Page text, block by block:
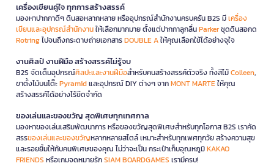
เครื่องเขียนคู่ใจ ทุกการสร้างสรรค์
มองหาปากกาดีๆ ดินสอหลากหลาย หรืออุปกรณ์สำนักงานครบครัน B2S มีเครื่อง
เขียนและอุปกรณ์สำนักงานให้เลือกมากมาย ตั้งแต่ปากกาลูกลื่นParkerชุดดินสอกด
Rotringไปจนถึงกระดาษถ่ายเอกสารDOUBLE Aให้คุณเลือกใช้ได้อย่างจุใจ
งานศิลป์ งานฝีมือ สร้างสรรค์ไม่รู้จบ
B2S จัดเต็มอุปกรณ์ศิลปะและงานฝีมือสำหรับคนสร้างสรรค์ตัวจริง ทั้งสีไม้Colleen,
ขาตั้งไม้บนโต๊ะPyramidและอุปกรณ์ DIY ต่างๆ จากMONT MARTEให้คุณ
สร้างสรรค์ได้อย่างไร้ขีดจำกัด
ของเล่นและของขวัญ สุดพิเศษทุกเทศกาล
มองหาของเล่นเสริมพัฒนาการ หรือของขวัญสุดพิเศษสำหรับทุกโอกาส B2S เราคัด
สรรของเล่นและของขวัญหลากหลายสไตล์ เหมาะสำหรับทุกเพศทุกวัย สร้างความสุข
และรอยยิ้มให้กับคนพิเศษของคุณ ไม่ว่าจะเป็น กระเป๋าเก็บอุณหภูมิKAKAO
FRIENDS หรือเกมจดหมายรักSIAM BOARDGAMES เรามีครบ!